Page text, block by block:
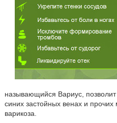
называющийся Вариус,
синих застойных венах и
варикоза.